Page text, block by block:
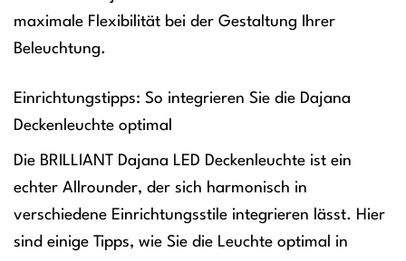
maximale Flexibilität bei der Gestaltung Ihrer
Beleuchtung.
Einrichtungstipps: So integrieren Sie die Dajana
Deckenleuchte optimal
Die BRILLIANT Dajana LED Deckenleuchte ist ein
echter Allrounder, der sich harmonisch in
verschiedene Einrichtungsstile integrieren lässt. Hier
sind einige Tipps, wie Sie die Leuchte optimal in